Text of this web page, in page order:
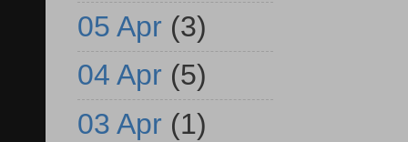
05 Apr (3)
04 Apr (5)
03 Apr (1)